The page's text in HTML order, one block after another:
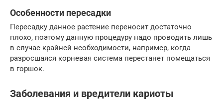
Особенности пересадки
Пересадку данное растение переносит достаточно
плохо, поэтому данную процедуру надо проводить лишь
в случае крайней необходимости, например, когда
разросшаяся корневая система перестанет помещаться
в горшок.
Заболевания и вредители кариоты